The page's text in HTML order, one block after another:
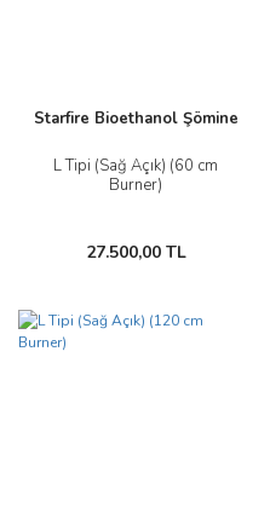
Starfire Bioethanol Şömine
L Tipi (Sağ Açık) (60 cm
Burner)
27.500,00 TL